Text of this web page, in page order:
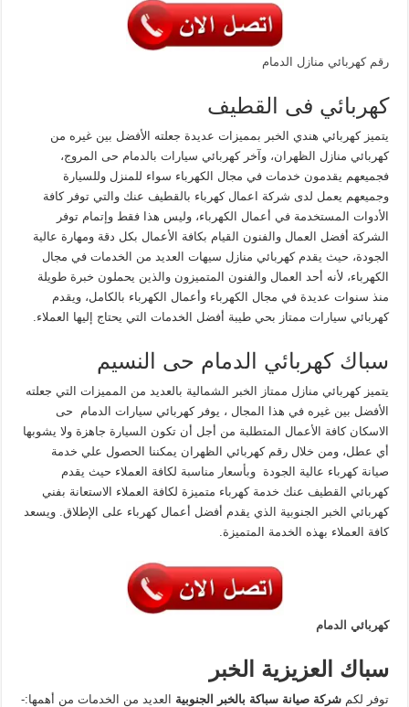
رقم كهربائي منازل الدمام
كهربائي فى القطيف
يتميز كهربائي هندي الخبر بمميزات عديدة جعلته الأفضل بين غيره من
كهربائي منازل الظهران، وآخر كهربائي سيارات بالدمام حى المروج،
فجميعهم يقدمون خدمات في مجال الكهرباء سواء للمنزل وللسيارة
وجميعهم يعمل لدى شركة اعمال كهرباء بالقطيف عنك والتي توفر كافة
الأدوات المستخدمة في أعمال الكهرباء، وليس هذا فقط وإتمام توفر
الشركة أفضل العمال والفنون القيام بكافة الأعمال بكل دقة ومهارة عالية
الجودة، حيث يقدم كهربائي منازل سيهات العديد من الخدمات في مجال
الكهرباء، لأنه أحد العمال والفنون المتميزون والذين يحملون خبرة طويلة
منذ سنوات عديدة في مجال الكهرباء وأعمال الكهرباء بالكامل، ويقدم
كهربائي سيارات ممتاز بحي طيبة أفضل الخدمات التي يحتاج إليها العملاء.
سباك كهربائي الدمام حى النسيم
يتميز كهربائي منازل ممتاز الخبر الشمالية بالعديد من المميزات التي جعلته
الأفضل بين غيره في هذا المجال ، يوفر كهربائي سيارات الدمام حى
الاسكان كافة الأعمال المتطلبة من أجل أن تكون السيارة جاهزة ولا يشوبها
أي عطل، ومن خلال رقم كهربائي الظهران يمكننا الحصول علي خدمة
صيانة كهرباء عالية الجودة وبأسعار مناسبة لكافة العملاء حيث يقدم
كهربائي القطيف عنك خدمة كهرباء متميزة لكافة العملاء الاستعانة بفني
كهربائي الخبر الجنوبية الذي يقدم أفضل أعمال كهرباء على الإطلاق. ويسعد
كافة العملاء بهذه الخدمة المتميزة.
كهربائي الدمام
سباك العزيزية الخبر
توفر لكمشركة صيانة سباكة بالخبر الجنوبية العديد من الخدمات من أهمها:-